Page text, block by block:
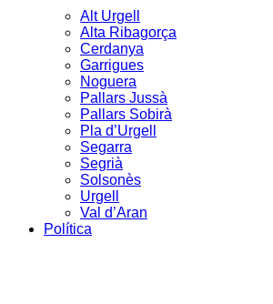
Alt Urgell
Alta Ribagorça
Cerdanya
Garrigues
Noguera
Pallars Jussà
Pallars Sobirà
Pla d’Urgell
Segarra
Segrià
Solsonès
Urgell
Val d’Aran
Política